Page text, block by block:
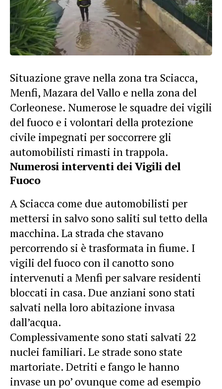
Situazione grave nella zona tra Sciacca,
Menfi, Mazara del Vallo e nella zona del
Corleonese. Numerose le squadre dei vigili
del fuoco e i volontari della protezione
civile impegnati per soccorrere gli
automobilisti rimasti in trappola.
Numerosi interventi dei Vigili del
Fuoco
A Sciacca come due automobilisti per
mettersi in salvo sono saliti sul tetto della
macchina. La strada che stavano
percorrendo si è trasformata in fiume. I
vigili del fuoco con il canotto sono
intervenuti a Menfi per salvare residenti
bloccati in casa. Due anziani sono stati
salvati nella loro abitazione invasa
dall’acqua.
Complessivamente sono stati salvati 22
nuclei familiari. Le strade sono state
martoriate. Detriti e fango le hanno
invase un po’ ovunque come ad esempio